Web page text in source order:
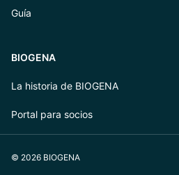
Guía
BIOGENA
La historia de BIOGENA
Portal para socios
© 2026 BIOGENA